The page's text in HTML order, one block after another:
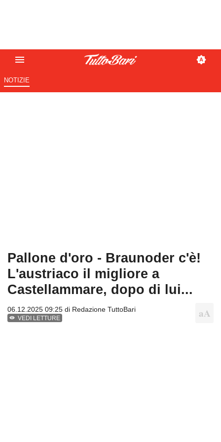
NOTIZIE
Pallone d'oro - Braunoder c'è!
L'austriaco il migliore a
Castellammare, dopo di lui...
06.12.2025 09:25 di Redazione TuttoBari
VEDI LETTURE